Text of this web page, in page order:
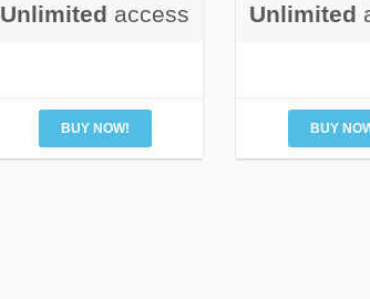
Unlimited access
BUY NOW!
Unlimited
BUY